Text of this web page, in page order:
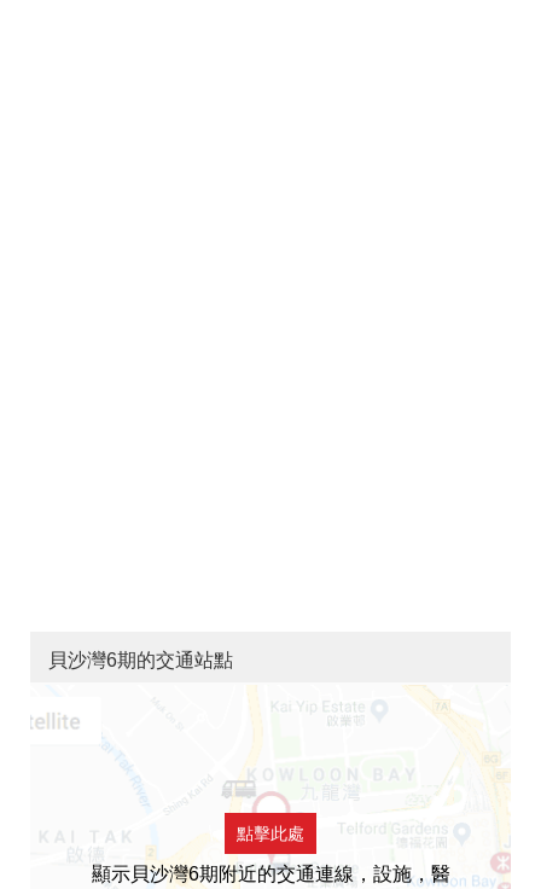
貝沙灣6期的交通站點
點擊此處
顯示貝沙灣6期附近的交通連線，設施，醫